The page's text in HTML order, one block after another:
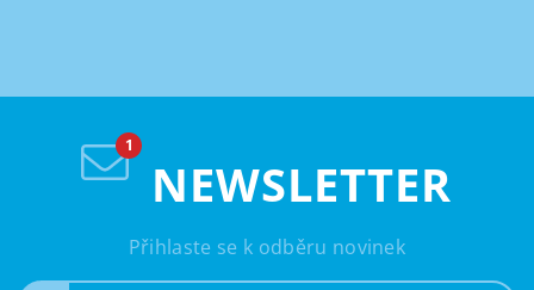
NEWSLETTER
Přihlaste se k odběru novinek